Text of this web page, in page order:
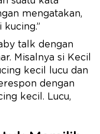
mengatakan,
kucing.”
talk dengan
Misalnya si Kecil
kecil lucu dan
dengan
kecil. Lucu,